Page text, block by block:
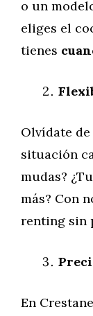
o un
eliges el
tienes
Olvídate
situación
mudas?
más? Con
renting sin
En